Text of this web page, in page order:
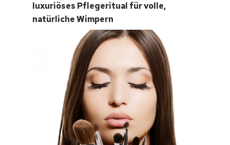
luxuriöses Pflegeritual für volle,
natürliche Wimpern